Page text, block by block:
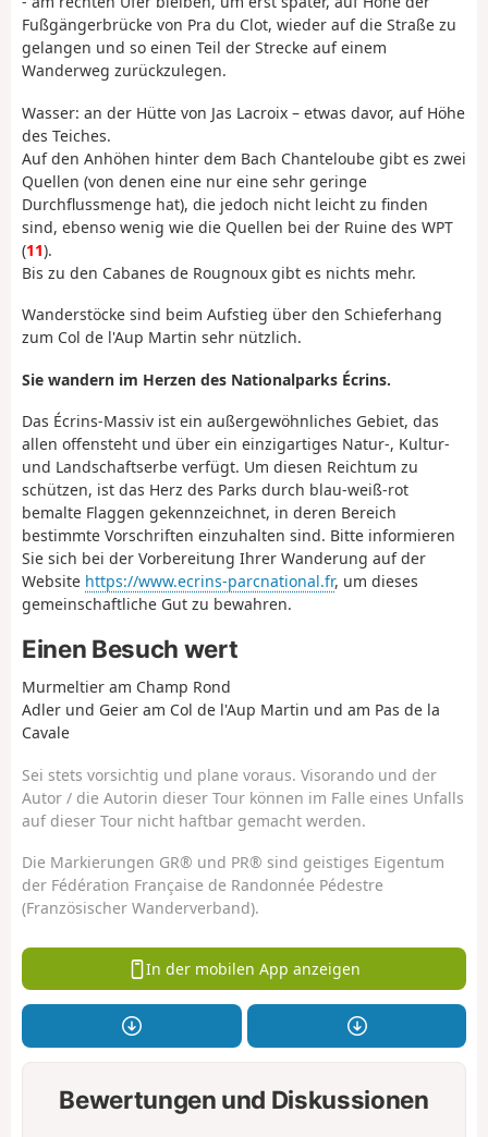
Fußgängerbrücke von Pra du Clot, wieder auf die Straße zu
gelangen und so einen Teil der Strecke auf einem
Wanderweg zurückzulegen.
Wasser: an der Hütte von Jas Lacroix – etwas davor, auf Höhe
des Teiches.
Auf den Anhöhen hinter dem Bach Chanteloube gibt es zwei
Quellen (von denen eine nur eine sehr geringe
Durchflussmenge hat), die jedoch nicht leicht zu finden
sind, ebenso wenig wie die Quellen bei der Ruine des WPT
(11).
Bis zu den Cabanes de Rougnoux gibt es nichts mehr.
Wanderstöcke sind beim Aufstieg über den Schieferhang
zum Col de l'Aup Martin sehr nützlich.
Sie wandern im Herzen des Nationalparks Écrins.
Das Écrins-Massiv ist ein außergewöhnliches Gebiet, das
allen offensteht und über ein einzigartiges Natur-, Kultur-
und Landschaftserbe verfügt. Um diesen Reichtum zu
schützen, ist das Herz des Parks durch blau-weiß-rot
bemalte Flaggen gekennzeichnet, in deren Bereich
bestimmte Vorschriften einzuhalten sind. Bitte informieren
Sie sich bei der Vorbereitung Ihrer Wanderung auf der
Website https://www.ecrins-parcnational.fr, um dieses
gemeinschaftliche Gut zu bewahren.
Einen Besuch wert
Murmeltier am Champ Rond
Adler und Geier am Col de l'Aup Martin und am Pas de la
Cavale
Sei stets vorsichtig und plane voraus. Visorando und der
Autor / die Autorin dieser Tour können im Falle eines Unfalls
auf dieser Tour nicht haftbar gemacht werden.
Die Markierungen GR® und PR® sind geistiges Eigentum
der Fédération Française de Randonnée Pédestre
(Französischer Wanderverband).
In der mobilen App anzeigen
Bewertungen und Diskussionen